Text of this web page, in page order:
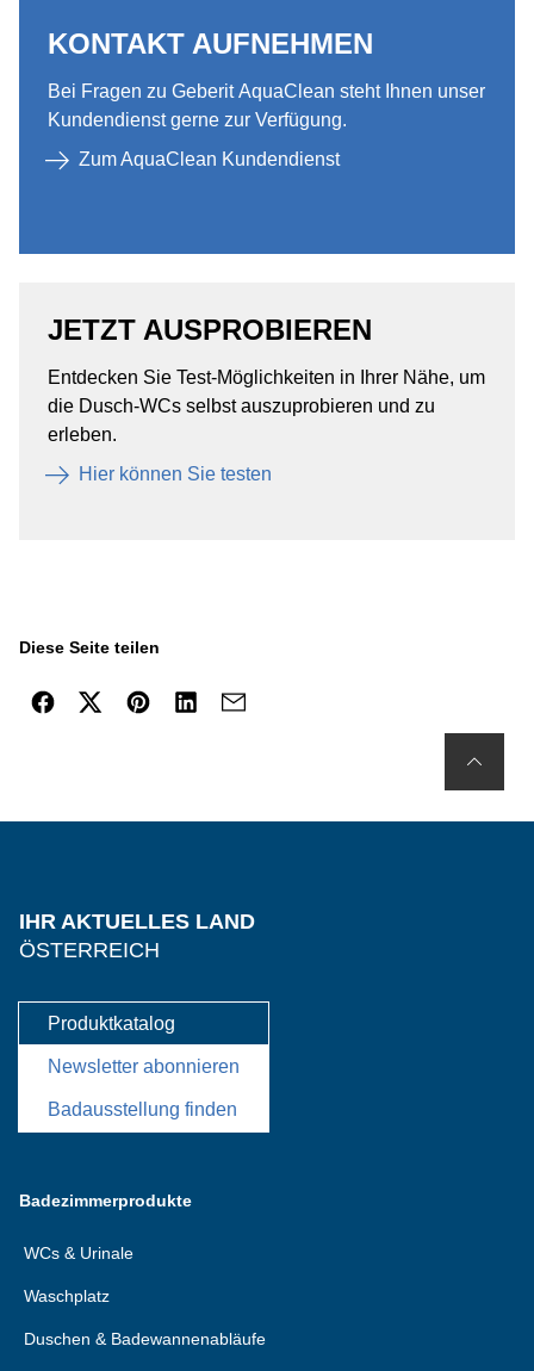
KONTAKT AUFNEHMEN​
Bei Fragen zu Geberit AquaClean steht Ihnen unser
Kundendienst gerne zur Verfügung.​
Zum AquaClean Kundendienst
JETZT AUSPROBIEREN
Entdecken Sie Test-Möglichkeiten in Ihrer Nähe, um
die Dusch-WCs selbst auszuprobieren und zu
erleben. ​
Hier können Sie testen​
Diese Seite teilen
IHR AKTUELLES LAND
ÖSTERREICH
Produktkatalog
Newsletter abonnieren
Badausstellung finden
Badezimmerprodukte
WCs & Urinale
Waschplatz
Duschen & Badewannenabläufe